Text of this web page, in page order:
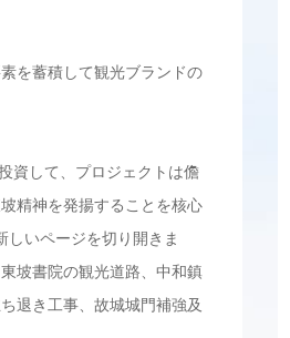
を蓄積して観光ブランドの
資して、プロジェクトは儋
精神を発揚することを核心
しいページを切り開きま
坡書院の観光道路、中和鎮
退き工事、故城城門補強及